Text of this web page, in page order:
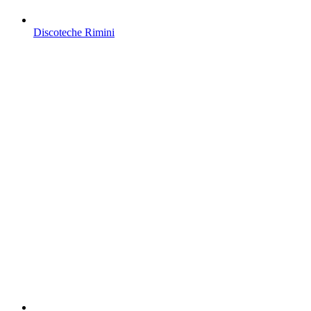
Discoteche Rimini